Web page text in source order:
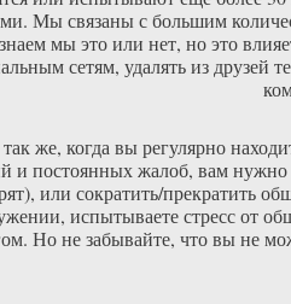
Мы связаны с большим
мы это или нет, но это
сетям, удалять из друзей
же, когда вы регулярно
и постоянных жалоб, вам нужно
или сократить/прекратить
испытываете стресс от
Но не забывайте, что вы не